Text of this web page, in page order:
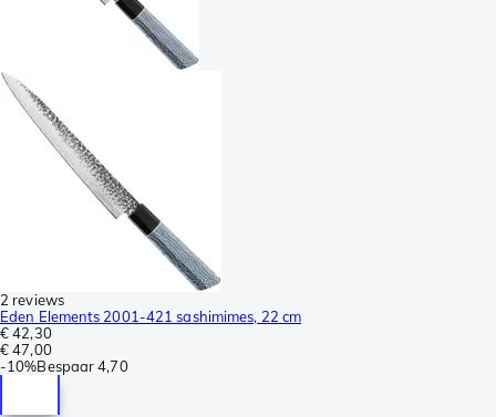
2 reviews
Eden Elements 2001-421 sashimimes, 22 cm
€ 42,30
€ 47,00
-10%Bespaar 4,70